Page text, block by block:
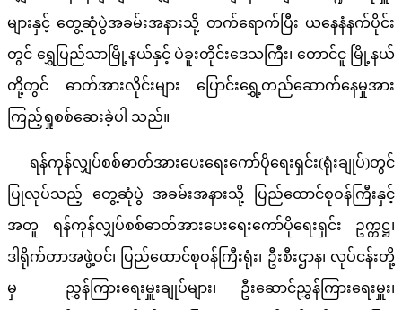
များနှင့် တွေ့ဆုံပွဲအခမ်းအနားသို့ တက်ရောက်ပြီး ယနေနံနက်ပိုင်း
တွင် ရွှေပြည်သာမြို့နယ်နှင့် ပဲခူးတိုင်းဒေသကြီး၊ တောင်ငူ မြို့နယ်
တို့တွင် ဓာတ်အားလိုင်းများ ပြောင်းရွှေ့တည်ဆောက်နေမှုအား
ကြည့်ရှုစစ်ဆေးခဲ့ပါ သည်။
ရန်ကုန်လျှပ်စစ်ဓာတ်အားပေးရေးကော်ပိုရေးရှင်း(ရုံးချုပ်)တွင်
ပြုလုပ်သည့် တွေ့ဆုံပွဲ အခမ်းအနားသို့ ပြည်ထောင်စုဝန်ကြီးနှင့်
အတူ ရန်ကုန်လျှပ်စစ်ဓာတ်အားပေးရေးကော်ပိုရေးရှင်း ဥက္ကဋ္ဌ၊
ဒါရိုက်တာအဖွဲ့ဝင်၊ ပြည်ထောင်စုဝန်ကြီးရုံး၊ ဦးစီးဌာန၊ လုပ်ငန်းတို့
မှ ညွှန်ကြားရေးမှူးချုပ်များ၊ ဦးဆောင်ညွှန်ကြားရေးမှူး၊